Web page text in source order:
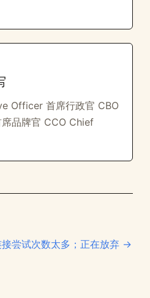
Officer 首席行政官 CBO
品牌官 CCO Chief
尝试次数太多；正在放弃 →